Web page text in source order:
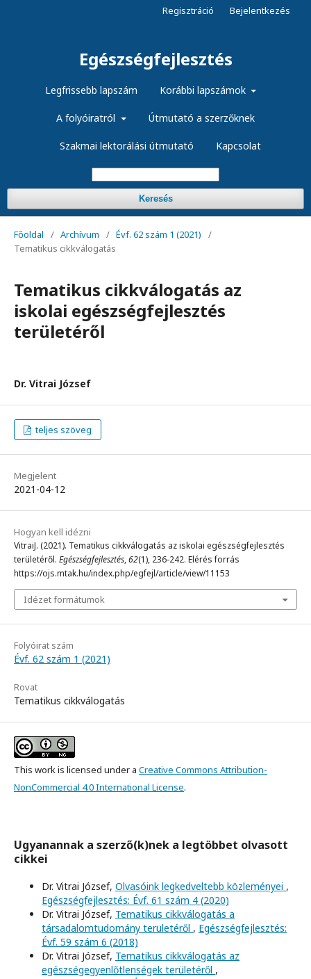
Egészségfejlesztés
Legfrissebb lapszám Korábbi lapszámok
A folyóiratról Útmutató a szerzőknek
Szakmai lektorálási útmutató Kapcsolat
Keresés
Regisztráció Bejelentkezés
Főoldal / Archívum / Évf. 62 szám 1 (2021)
/
Tematikus cikkválogatás
Tematikus cikkválogatás az
iskolai egészségfejlesztés
területéről
Dr. Vitrai József
teljes szöveg
Megjelent
2021-04-12
Hogyan kell idézni
VitraiJ. (2021). Tematikus cikkválogatás az iskolai egészségfejlesztés
területéről. Egészségfejlesztés,62(1), 236-242. Elérés forrás
https://ojs.mtak.hu/index.php/egfejl/article/view/11153
Idézet formátumok
Folyóirat szám
Évf. 62 szám 1 (2021)
Rovat
Tematikus cikkválogatás
This work is licensed under a Creative Commons Attribution-
NonCommercial 4.0 International License.
Ugyanannak a szerző(k)nek a legtöbbet olvasott
cikkei
Dr. Vitrai József, Olvasóink legkedveltebb közleményei ,
Egészségfejlesztés: Évf. 61 szám 4 (2020)
Dr. Vitrai József, Tematikus cikkválogatás a
társadalomtudomány területéről , Egészségfejlesztés:
Évf. 59 szám 6 (2018)
Dr. Vitrai József, Tematikus cikkválogatás az
egészségegyenlőtlenségek területéről ,